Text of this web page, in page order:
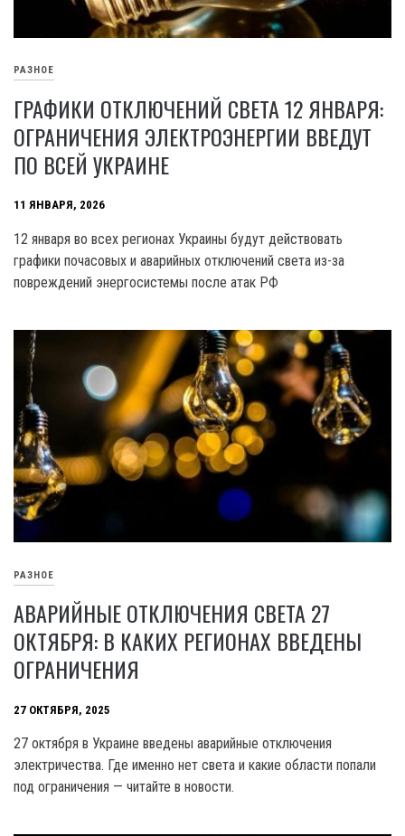
РАЗНОЕ
ГРАФИКИ ОТКЛЮЧЕНИЙ СВЕТА 12 ЯНВАРЯ:
ОГРАНИЧЕНИЯ ЭЛЕКТРОЭНЕРГИИ ВВЕДУТ
ПО ВСЕЙ УКРАИНЕ
11 ЯНВАРЯ, 2026
12 января во всех регионах Украины будут действовать
графики почасовых и аварийных отключений света из-за
повреждений энергосистемы после атак РФ
РАЗНОЕ
АВАРИЙНЫЕ ОТКЛЮЧЕНИЯ СВЕТА 27
ОКТЯБРЯ: В КАКИХ РЕГИОНАХ ВВЕДЕНЫ
ОГРАНИЧЕНИЯ
27 ОКТЯБРЯ, 2025
27 октября в Украине введены аварийные отключения
электричества. Где именно нет света и какие области попали
под ограничения — читайте в новости.